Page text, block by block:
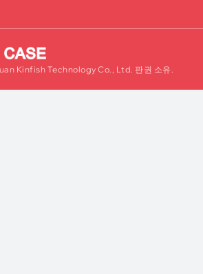
Kinfish Technology Co., Ltd. 판권 소유.